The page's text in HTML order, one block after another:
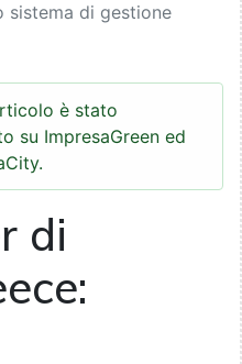
di gestione
è stato
su ImpresaGreen ed
di